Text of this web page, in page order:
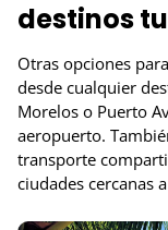
destinos
Otras opciones
desde cualquier
Morelos o Puerto
aeropuerto.
transporte
ciudades cercanas